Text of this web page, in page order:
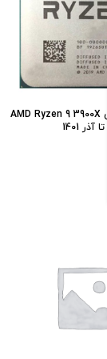
پردازنده ای ام دی AMD Ryzen 9 3900X